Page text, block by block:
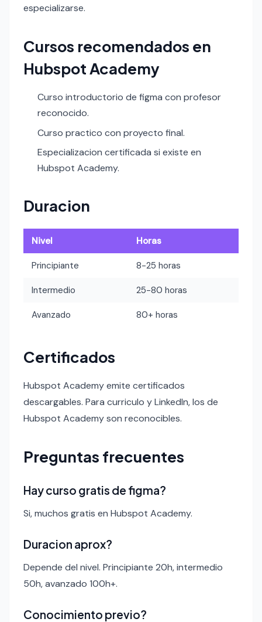
especializarse.
Cursos recomendados en
Hubspot Academy
Curso introductorio de figma con profesor
reconocido.
Curso practico con proyecto final.
Especializacion certificada si existe en
Hubspot Academy.
Duracion
Nivel Horas
Principiante 8-25 horas
Intermedio 25-80 horas
Avanzado 80+ horas
Certificados
Hubspot Academy emite certificados
descargables. Para curriculo y LinkedIn, los de
Hubspot Academy son reconocibles.
Preguntas frecuentes
Hay curso gratis de figma?
Si, muchos gratis en Hubspot Academy.
Duracion aprox?
Depende del nivel. Principiante 20h, intermedio
50h, avanzado 100h+.
Conocimiento previo?